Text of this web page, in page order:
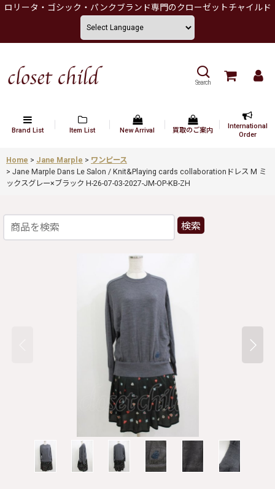
ロリータ・ゴシック・パンクブランド専門のクローゼットチャイルド
Search
Brand List Item List New Arrival 買取のご案内
International
Order
Home > Jane Marple > ワンピース
> Jane Marple Dans Le Salon / Knit&Playing cards collaborationドレス M ミ
ックスグレー×ブラック H-26-07-03-2027-JM-OP-KB-ZH
検索